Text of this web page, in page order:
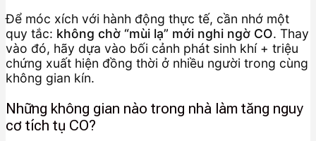
Để móc xích với hành động thực tế, cần nhớ một
quy tắc: không chờ “mùi lạ” mới nghi ngờ CO. Thay
vào đó, hãy dựa vào bối cảnh phát sinh khí + triệu
chứng xuất hiện đồng thời ở nhiều người trong cùng
không gian kín.
Những không gian nào trong nhà làm tăng nguy
cơ tích tụ CO?